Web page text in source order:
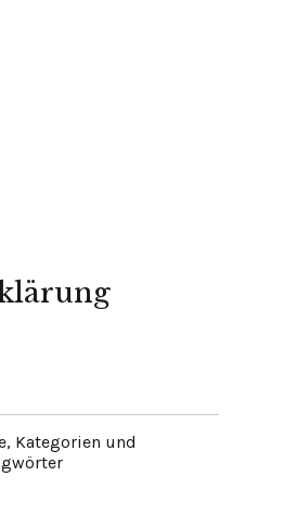
Kategorien und